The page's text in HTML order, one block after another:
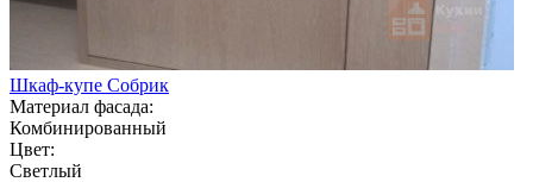
Шкаф-купе Собрик
Материал фасада:
Комбинированный
Цвет:
Светлый